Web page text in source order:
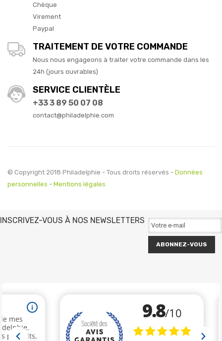
Chèque
Virement
Paypal
TRAITEMENT DE VOTRE COMMANDE
Nous nous engageons à traiter votre commande dans les
24h (jours ouvrables)
SERVICE CLIENTÈLE
+33 3 89 50 07 08
contact@philadelphie.com
© Copyright 2018 Philadelphie - Tous droits réservés - Données
personnelles - Mentions légales
INSCRIVEZ-VOUS À NOS NEWSLETTERS
ABONNEZ-VOUS